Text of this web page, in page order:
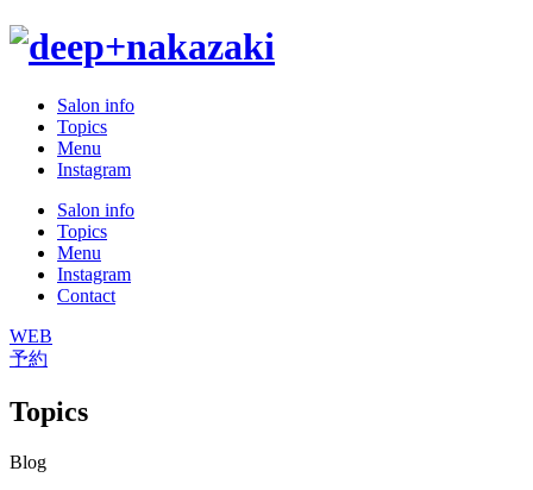
Salon info
Topics
Menu
Instagram
Salon info
Topics
Menu
Instagram
Contact
WEB
予約
Topics
Blog